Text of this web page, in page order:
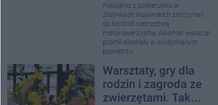
Policjanci z posterunku w
Złotnikach Kujawskich zatrzymali
do kontroli nietrzeźwą
motorowerzystkę. Alkomat wskazał
promil alkoholu w wydychanym
powietrzu.
Warsztaty, gry dla
rodzin i zagroda ze
zwierzętami. Tak...